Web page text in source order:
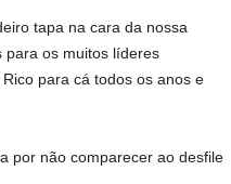
tapa na cara da nossa
para os muitos líderes
para cá todos os anos e
por não comparecer ao desfile